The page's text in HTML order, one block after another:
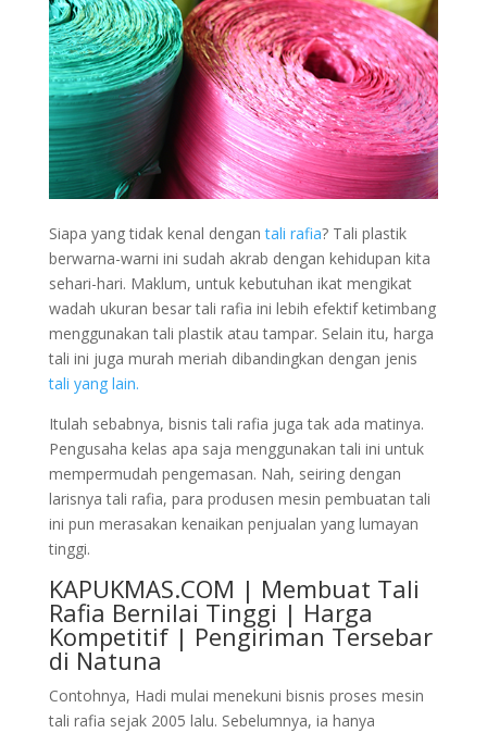
Siapa yang tidak kenal dengantali rafia? Tali plastik
berwarna-warni ini sudah akrab dengan kehidupan kita
sehari-hari. Maklum, untuk kebutuhan ikat mengikat
wadah ukuran besar tali rafia ini lebih efektif ketimbang
menggunakan tali plastik atau tampar. Selain itu, harga
tali ini juga murah meriah dibandingkan dengan jenis
tali yang lain.
Itulah sebabnya, bisnis tali rafia juga tak ada matinya.
Pengusaha kelas apa saja menggunakan tali ini untuk
mempermudah pengemasan. Nah, seiring dengan
larisnya tali rafia, para produsen mesin pembuatan tali
ini pun merasakan kenaikan penjualan yang lumayan
tinggi.
KAPUKMAS.COM | Membuat Tali
Rafia Bernilai Tinggi | Harga
Kompetitif | Pengiriman Tersebar
di Natuna
Contohnya, Hadi mulai menekuni bisnis proses mesin
tali rafia sejak 2005 lalu. Sebelumnya, ia hanya